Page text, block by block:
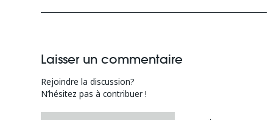
Laisser un commentaire
Rejoindre la discussion?
N’hésitez pas à contribuer !